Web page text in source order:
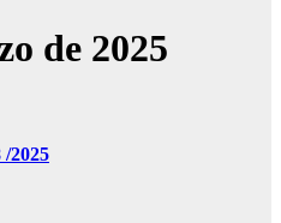
de 2025
2025